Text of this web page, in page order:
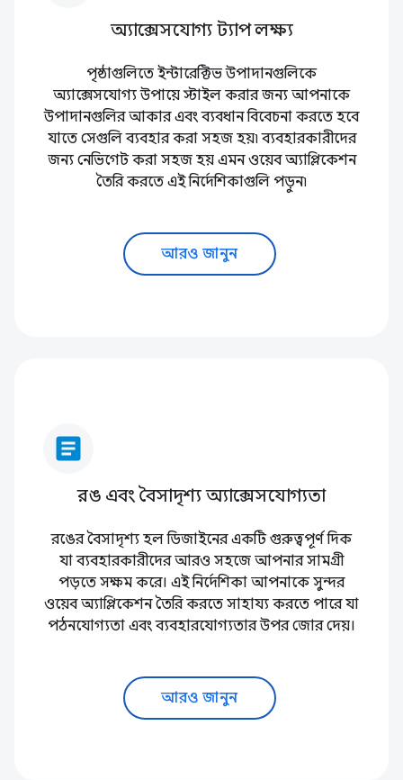
অ্যাক্সেসযোগ্য ট্যাপ লক্ষ্য
পৃষ্ঠাগুলিতে ইন্টারেক্টিভ উপাদানগুলিকে
অ্যাক্সেসযোগ্য উপায়ে স্টাইল করার জন্য আপনাকে
উপাদানগুলির আকার এবং ব্যবধান বিবেচনা করতে হবে
যাতে সেগুলি ব্যবহার করা সহজ হয়৷ ব্যবহারকারীদের
জন্য নেভিগেট করা সহজ হয় এমন ওয়েব অ্যাপ্লিকেশন
তৈরি করতে এই নির্দেশিকাগুলি পড়ুন৷
আরও জানুন
article
রঙ এবং বৈসাদৃশ্য অ্যাক্সেসযোগ্যতা
রঙের বৈসাদৃশ্য হল ডিজাইনের একটি গুরুত্বপূর্ণ দিক
যা ব্যবহারকারীদের আরও সহজে আপনার সামগ্রী
পড়তে সক্ষম করে। এই নির্দেশিকা আপনাকে সুন্দর
ওয়েব অ্যাপ্লিকেশন তৈরি করতে সাহায্য করতে পারে যা
পঠনযোগ্যতা এবং ব্যবহারযোগ্যতার উপর জোর দেয়।
আরও জানুন